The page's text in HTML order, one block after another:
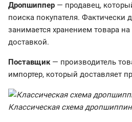
Дропшиппер — продавец,
поиска покупателя. Фактически
занимается хранением товара на
доставкой.
Поставщик— производитель
импортер, который доставляет
Классическая схема